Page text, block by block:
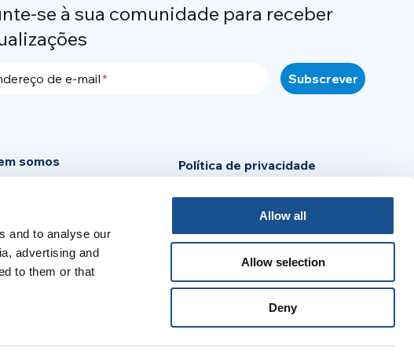
and to analyse our
advertising and
to them or that
Allow all
Allow selection
Deny
se à sua comunidade para receber
de e-mail
somos
de imprensa
Política de privacidade
Español Français